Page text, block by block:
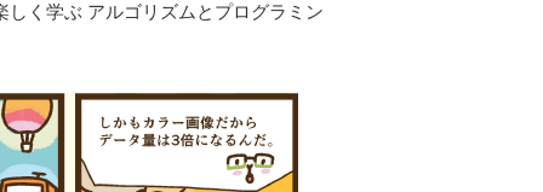
く学ぶ アルゴリズムとプログラミン